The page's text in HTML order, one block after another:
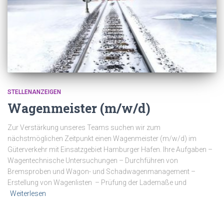
STELLENANZEIGEN
Wagenmeister (m/w/d)
Zur Verstärkung unseres Teams suchen wir zum
nächstmöglichen Zeitpunkt einen Wagenmeister (m/w/d) im
Güterverkehr mit Einsatzgebiet Hamburger Hafen. Ihre Aufgaben –
Wagentechnische Untersuchungen – Durchführen von
Bremsproben und Wagon- und Schadwagenmanagement –
Erstellung von Wagenlisten – Prüfung der Lademaße und
Weiterlesen